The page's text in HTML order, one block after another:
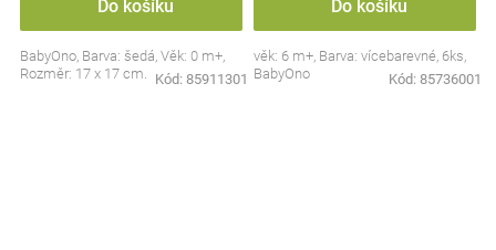
Do košíku
BabyOno, Barva: šedá, Věk: 0 m+,
Rozměr: 17 x 17 cm.
Kód: 85911301
Do košíku
věk: 6 m+, Barva: vícebarevné, 6ks,
BabyOno
Kód: 85736001